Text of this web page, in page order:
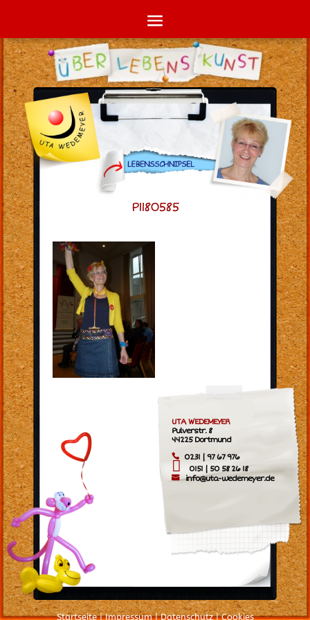
P1180585
Startseite|Impressum|Datenschutz|Cookies
UTA WEDEMEYER
Pulverstr. 8
44225 Dortmund
0231 | 97 67 976
0151 | 50 58 26 18
info@uta-wedemeyer.de